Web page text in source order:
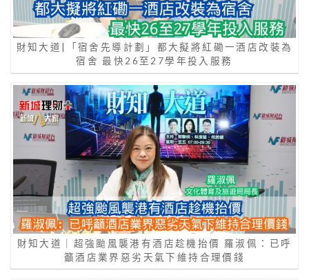
財知大道|「宿舍先導計劃」都大擬將紅磡一酒店改裝為
宿舍 最快26至27學年投入服務
財知大道｜超強颱風襲港有酒店趁機抬價 羅淑佩：已呼
籲酒店業界惡劣天氣下維持合理價錢